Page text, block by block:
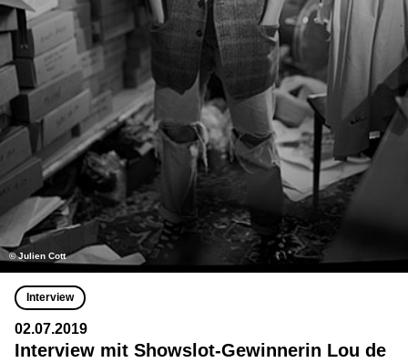
© Julien Cott
Interview
02.07.2019
Interview mit Showslot-Gewinnerin Lou de